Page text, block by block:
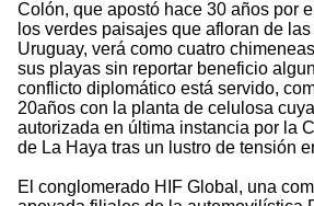
Colón, que apostó hace 30 años por
los verdes paisajes que afloran de
Uruguay, verá como cuatro
sus playas sin reportar beneficio
conflicto diplomático está servido,
20años con la planta de celulosa
autorizada en última instancia por la
de La Haya tras un lustro de tensión
El conglomerado HIF Global, una